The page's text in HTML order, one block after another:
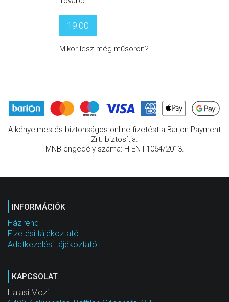
19:00
Mikor lesz még műsoron?
A kényelmes és biztonságos online fizetést a Barion Payment
Zrt. biztosítja.
MNB engedély száma: H-EN-I-1064/2013.
INFORMÁCIÓK
Házirend
Fizetési tájékoztató
Adatkezelési tájékoztató
KAPCSOLAT
Halasi Mozi